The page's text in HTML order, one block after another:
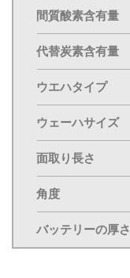
間質酸素含有量
代替炭素含有量
ウエハタイプ
ウェーハサイズ
面取り長さ
角度
バッテリーの厚さ